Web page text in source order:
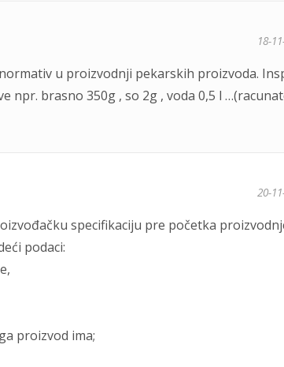
18-
u proizvodnji pekarskih proizvoda.
npr. brasno 350g , so 2g , voda 0,5 l
20-
specifikaciju pre početka
podaci:
proizvod ima;